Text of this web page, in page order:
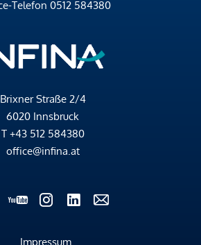
Telefon 0512 584380
Brixner Straße 2/4
6020 Innsbruck
T +43 512 584380
office@infina.at
Impressum